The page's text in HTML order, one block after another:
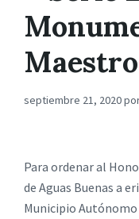
Maestro
septiembre 21, 2020
Para ordenar al
de Aguas Buenas a
Municipio Autónomo